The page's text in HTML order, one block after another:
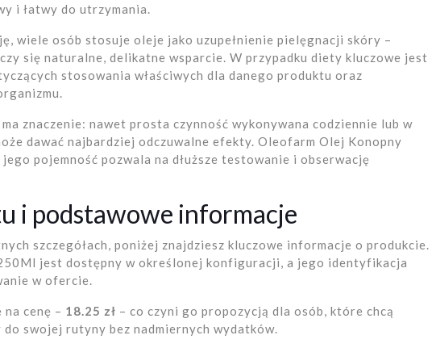
i łatwy do utrzymania.
wiele osób stosuje oleje jako uzupełnienie pielęgnacji skóry –
się naturalne, delikatne wsparcie. W przypadku diety kluczowe jest
stosowania właściwych dla danego produktu oraz
znaczenie: nawet prosta czynność wykonywana codziennie lub w
dawać najbardziej odczuwalne efekty. Oleofarm Olej Konopny
pojemność pozwala na dłuższe testowanie i obserwację
i podstawowe informacje
szczegółach, poniżej znajdziesz kluczowe informacje o produkcie.
jest dostępny w określonej konfiguracji, a jego identyfikacja
w ofercie.
cenę – 18.25 zł – co czyni go propozycją dla osób, które chcą
swojej rutyny bez nadmiernych wydatków.